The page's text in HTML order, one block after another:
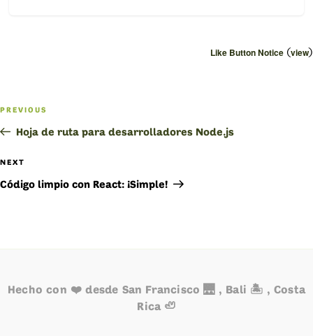
Like Button Notice (view)
Navegación
de
entradas
Previous
Post
PREVIOUS
Hoja de ruta para desarrolladores Node.js
Next
Post
NEXT
Código limpio con React: ¡Simple!
Hecho con ❤️ desde San Francisco 🌉 , Bali 🏝️ , Costa
Rica 🦥